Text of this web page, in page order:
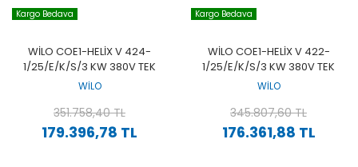
Kargo Bedava
WILO COE1-HELIX V 424-
1/25/E/K/S/3 KW 380V TEK
POMPALI PASLANMAZ ÇOK
DIKEY HIDROFOR
WİLO
179.396,78 TL
351.758,40 TL
Kargo Bedava
WILO COE1-HELIX V 422-
1/25/E/K/S/3 KW 380V TEK
POMPALI PASLANMAZ ÇOK
DIKEY HIDROFOR
WİLO
176.361,88 TL
345.807,60 TL